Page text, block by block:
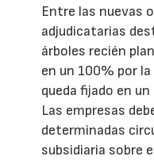
Entre las nuevas
adjudicatarias
árboles recién
en un 100% por
queda fijado en
Las empresas
determinadas
subsidiaria sobre